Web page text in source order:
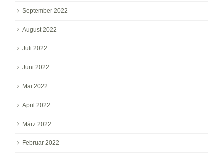
September 2022
August 2022
Juli 2022
Juni 2022
Mai 2022
April 2022
März 2022
Februar 2022